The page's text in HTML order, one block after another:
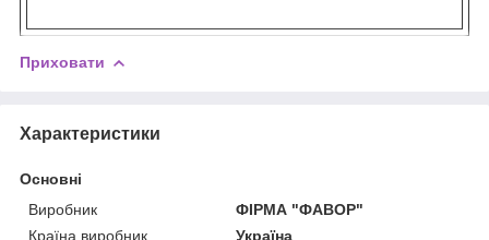
Приховати
Характеристики
Основні
Виробник
ФІРМА "ФАВОР"
Країна виробник
Україна